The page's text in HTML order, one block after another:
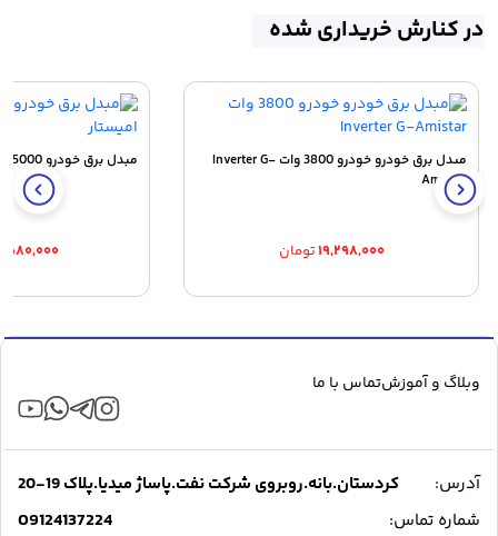
در کنارش خریداری شده
مبدل برق خودرو خودرو 3800 وات Inverter G-
Amistar
۱۹,۲۹۸,۰۰۰تومان
مبدل برق خودرو 5000 وات جی امیستار
وبلاگ و آموزشتماس با ما
آدرس:
کردستان.بانه.روبروی شرکت نفت.پاساژ میدیا.پلاک 19-20
شماره تماس:
09124137224